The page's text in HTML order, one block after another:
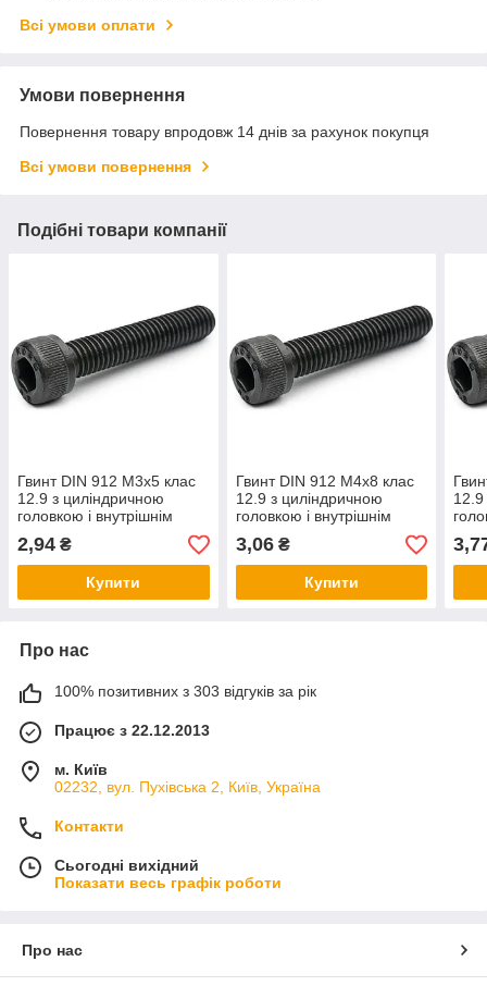
Всі умови оплати
Умови повернення
Повернення товару впродовж 14 днів за рахунок покупця
Всі умови повернення
Подібні товари компанії
Гвинт DIN 912 М3х5 клас
12.9 з циліндричною
головкою і внутрішнім
шестигранником без
покриття
2,94 ₴
Купити
Гвинт DIN 912 М4х8 клас
12.9 з циліндричною
головкою і внутрішнім
шестигранником без
покриття
3,06₴
Купити
12.9
Про нас
100% позитивних з 303 відгуків за рік
Працює з 22.12.2013
м. Київ
02232, вул. Пухівська 2, Київ, Україна
Контакти
Сьогодні вихідний
Показати весь графік роботи
Про нас